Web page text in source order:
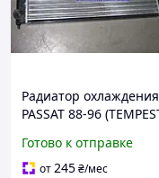
Радиатор
PASSAT 88-96
Готово к отправке
от245₴/мес